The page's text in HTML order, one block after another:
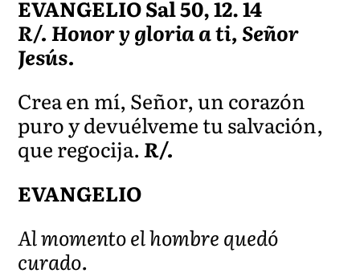
EVANGELIO Sal 50, 12. 14
R/. Honor y gloria a ti, Señor
Jesús.
Crea en mí, Señor, un corazón
puro y devuélveme tu salvación,
que regocija.R/.
EVANGELIO
Al momento el hombre quedó
curado.